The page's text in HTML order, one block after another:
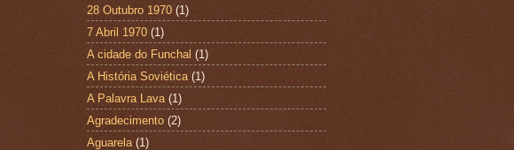
28 Outubro 1970 (1)
7 Abril 1970 (1)
A cidade do Funchal (1)
A História Soviética (1)
A Palavra Lava (1)
Agradecimento (2)
Aguarela (1)